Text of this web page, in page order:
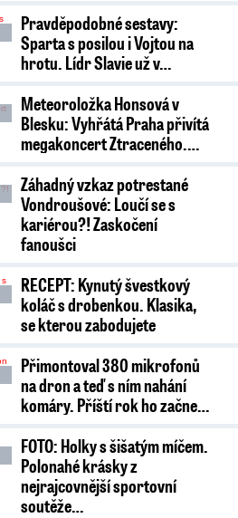
Pravděpodobné sestavy:
Sparta s posilou i Vojtou na
hrotu. Lídr Slavie už v…
Meteoroložka Honsová v
Blesku: Vyhřátá Praha přivítá
megakoncert Ztraceného.…
Záhadný vzkaz potrestané
Vondroušové: Loučí se s
kariérou?! Zaskočení
fanoušci
RECEPT: Kynutý švestkový
koláč s drobenkou. Klasika,
se kterou zabodujete
Přimontoval 380 mikrofonů
na dron a teď s ním nahání
komáry. Příští rok ho začne…
FOTO: Holky s šišatým míčem.
Polonahé krásky z
nejrajcovnější sportovní
soutěže…